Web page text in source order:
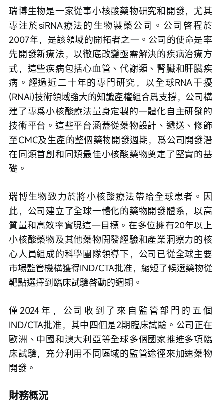
瑞博生物是一家從事小核酸藥物研究和開發，尤其
專注於siRNA療法的生物製藥公司。公司啓程於
2007年，是該領域的開拓者之一。公司的使命是率
先開發新療法，以徹底改變亟需解決的疾病治療方
式，這些疾病包括心血管、代謝類、腎臟和肝臟疾
病。經過近二十年的專門研究，以全球RNA干擾
(RNAi)技術領域強大的知識產權組合爲支撐，公司構
建了專爲小核酸療法量身定製的一體化自主研發的
技術平台。這些平台涵蓋從藥物設計、遞送、修飾
至CMC及生產的整個藥物開發週期，爲公司開發潛
在同類首創和同類最佳小核酸藥物奠定了堅實的基
礎。
瑞博生物致力於將小核酸療法帶給全球患者。因
此，公司建立了全球一體化的藥物開發體系，以高
質量和高效率實現這一目標。在多位擁有20年以上
小核酸藥物及其他藥物開發經驗和產業洞察力的核
心人員組成的科學團隊領導下，公司已從全球主要
市場監管機構獲得IND/CTA批准，縮短了候選藥物從
靶點選擇到臨床試驗啓動的週期。
僅2024年，公司收到了來自監管部門的五個
IND/CTA批准，其中四個是2期臨床試驗。公司正在
歐洲、中國和澳大利亞等全球多個國家推進多項臨
床試驗，充分利用不同區域的監管途徑來加速藥物
開發。
財務概況